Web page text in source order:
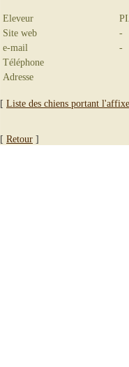
Eleveur
Site web
-
e-mail
-
Téléphone
Adresse
[ Liste des chiens portant
[ Retour ]